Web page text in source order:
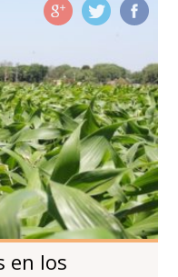
en los